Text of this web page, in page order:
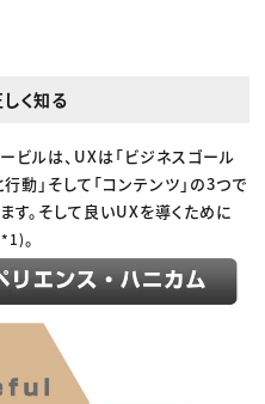
く知る
ビルは、UXは「ビジネスゴール
動」そして「コンテンツ」の3つで
。そして良いUXを導くために
。